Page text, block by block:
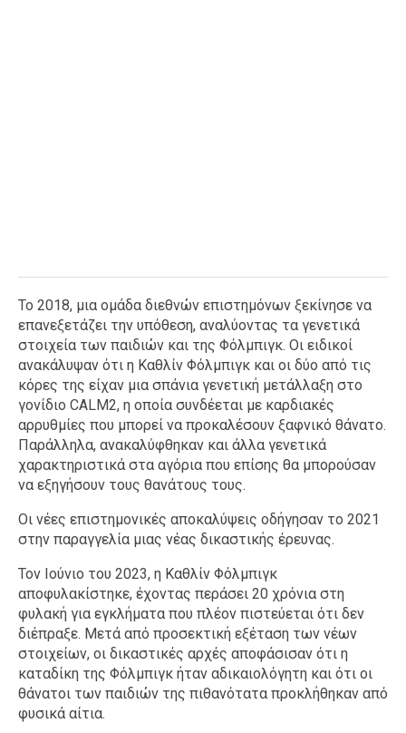
Το 2018, μια ομάδα διεθνών επιστημόνων ξεκίνησε να
επανεξετάζει την υπόθεση, αναλύοντας τα γενετικά
στοιχεία των παιδιών και της Φόλμπιγκ. Οι ειδικοί
ανακάλυψαν ότι η Καθλίν Φόλμπιγκ και οι δύο από τις
κόρες της είχαν μια σπάνια γενετική μετάλλαξη στο
γονίδιο CALM2, η οποία συνδέεται με καρδιακές
αρρυθμίες που μπορεί να προκαλέσουν ξαφνικό θάνατο.
Παράλληλα, ανακαλύφθηκαν και άλλα γενετικά
χαρακτηριστικά στα αγόρια που επίσης θα μπορούσαν
να εξηγήσουν τους θανάτους τους.
Οι νέες επιστημονικές αποκαλύψεις οδήγησαν το 2021
στην παραγγελία μιας νέας δικαστικής έρευνας.
Τον Ιούνιο του 2023, η Καθλίν Φόλμπιγκ
αποφυλακίστηκε, έχοντας περάσει 20 χρόνια στη
φυλακή για εγκλήματα που πλέον πιστεύεται ότι δεν
διέπραξε. Μετά από προσεκτική εξέταση των νέων
στοιχείων, οι δικαστικές αρχές αποφάσισαν ότι η
καταδίκη της Φόλμπιγκ ήταν αδικαιολόγητη και ότι οι
θάνατοι των παιδιών της πιθανότατα προκλήθηκαν από
φυσικά αίτια.